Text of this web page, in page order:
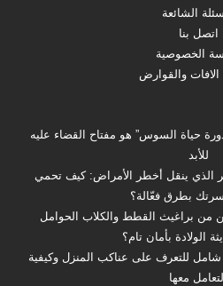
الشائعة
اتصل بنا
الخصوصية
والقوارض
حياة السوس” هو مفتاح القضاء عليه
للأبد
الذي ينقل أخطر الأمراض: كيف تحمي
بطرق فعّالة؟
من براغيث القطط والكلاب الحوامل
الولادة بأمان تام؟
للتعرف على عناكب المنزل وكيفية
التعامل معها